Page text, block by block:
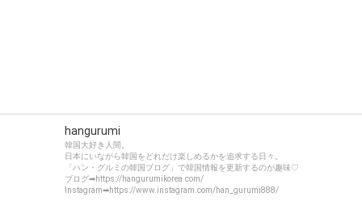
hangurumi
韓国大好き人間。
日本にいながら韓国をどれだけ楽しめるかを追求する日々。
「ハン・グルミの韓国ブログ」で韓国情報を更新するのが趣味♡
ブログ➡https://hangurumikorea.com/
Instagram➡https://www.instagram.com/han_gurumi888/